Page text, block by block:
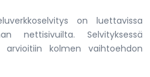
on luettavissa
nettisivuilta. Selvityksessä
arvioitiin kolmen vaihtoehdon